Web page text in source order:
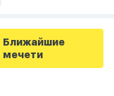
Ближайшие
мечети